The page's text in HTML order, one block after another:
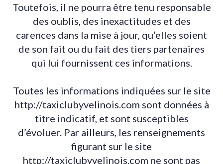
Toutefois, il ne pourra être tenu responsable
des oublis, des inexactitudes et des
carences dans la mise à jour, qu’elles soient
de son fait ou du fait des tiers partenaires
qui lui fournissent ces informations.
Toutes les informations indiquées sur le site
http://taxiclubyvelinois.com sont données à
titre indicatif, et sont susceptibles
d’évoluer. Par ailleurs, les renseignements
figurant sur le site
http://taxiclubyvelinois.com ne sont pas